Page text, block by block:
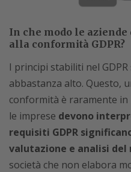
In che modo le
alla conformità GDPR?
I principi stabiliti nel
abbastanza alto. Questo,
conformità è raramente in
le imprese devono
requisiti GDPR
valutazione e analisi del
società che non elabora